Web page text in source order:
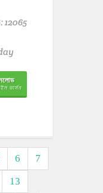
12065
ভার্সন
6
7
13